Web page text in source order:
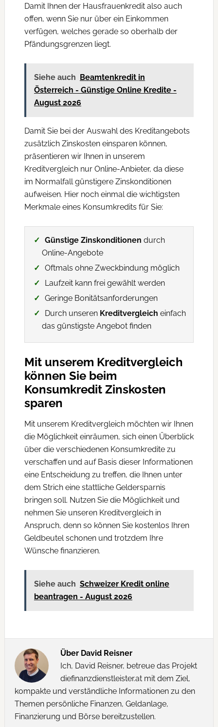
Damit Ihnen der Hausfrauenkredit also auch
offen, wenn Sie nur über ein Einkommen
verfügen, welches gerade so oberhalb der
Pfändungsgrenzen liegt.
Siehe auch Beamtenkredit in
Österreich - Günstige Online Kredite -
August 2026
Damit Sie bei der Auswahl des Kreditangebots
zusätzlich Zinskosten einsparen können,
präsentieren wir Ihnen in unserem
Kreditvergleich nur Online-Anbieter, da diese
im Normalfall günstigere Zinskonditionen
aufweisen. Hier noch einmal die wichtigsten
Merkmale eines Konsumkredits für Sie:
Günstige Zinskonditionen durch
Online-Angebote
Oftmals ohne Zweckbindung möglich
Laufzeit kann frei gewählt werden
Geringe Bonitätsanforderungen
Durch unseren Kreditvergleich einfach
das günstigste Angebot finden
Mit unserem Kreditvergleich
können Sie beim
Konsumkredit Zinskosten
sparen
Mit unserem Kreditvergleich möchten wir Ihnen
die Möglichkeit einräumen, sich einen Überblick
über die verschiedenen Konsumkredite zu
verschaffen und auf Basis dieser Informationen
eine Entscheidung zu treffen, die Ihnen unter
dem Strich eine stattliche Geldersparnis
bringen soll. Nutzen Sie die Möglichkeit und
nehmen Sie unseren Kreditvergleich in
Anspruch, denn so können Sie kostenlos Ihren
Geldbeutel schonen und trotzdem Ihre
Wünsche finanzieren.
Siehe auch Schweizer Kredit online
beantragen - August 2026
Über David Reisner
Ich, David Reisner, betreue das Projekt
diefinanzdienstleister.at mit dem Ziel,
kompakte und verständliche Informationen zu den
Themen persönliche Finanzen, Geldanlage,
Finanzierung und Börse bereitzustellen.